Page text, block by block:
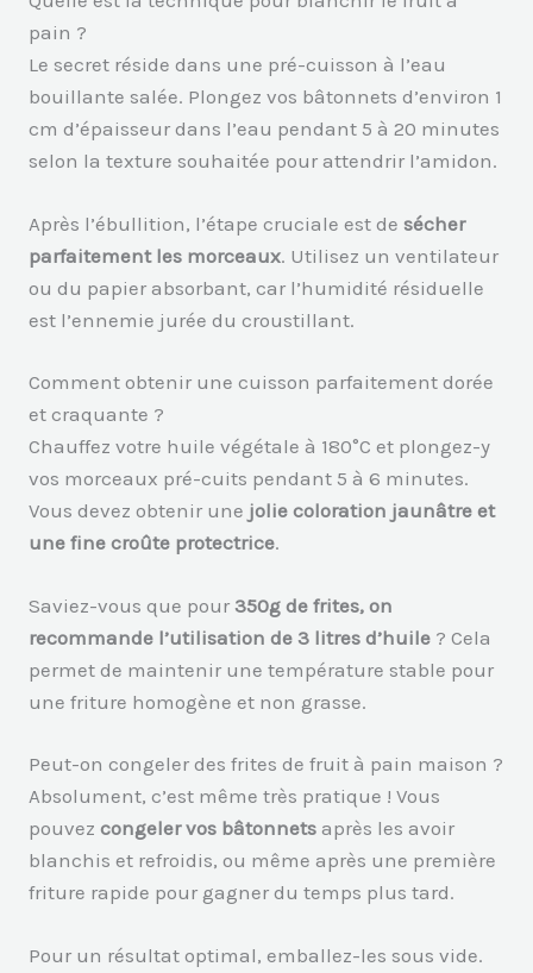
pain ?
Le secret réside dans une pré-cuisson à l’eau
bouillante salée. Plongez vos bâtonnets d’environ 1
cm d’épaisseur dans l’eau pendant 5 à 20 minutes
selon la texture souhaitée pour attendrir l’amidon.
Après l’ébullition, l’étape cruciale est de sécher
parfaitement les morceaux. Utilisez un ventilateur
ou du papier absorbant, car l’humidité résiduelle
est l’ennemie jurée du croustillant.
Comment obtenir une cuisson parfaitement dorée
et craquante ?
Chauffez votre huile végétale à 180°C et plongez-y
vos morceaux pré-cuits pendant 5 à 6 minutes.
Vous devez obtenir une jolie coloration jaunâtre et
une fine croûte protectrice.
Saviez-vous que pour350g de frites, on
recommande l’utilisation de 3 litres d’huile ? Cela
permet de maintenir une température stable pour
une friture homogène et non grasse.
Peut-on congeler des frites de fruit à pain maison ?
Absolument, c’est même très pratique ! Vous
pouvezcongeler vos bâtonnets après les avoir
blanchis et refroidis, ou même après une première
friture rapide pour gagner du temps plus tard.
Pour un résultat optimal, emballez-les sous vide.